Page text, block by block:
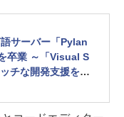
サーバー「Pylan
卒業 ～「Visual S
チな開発支援を実